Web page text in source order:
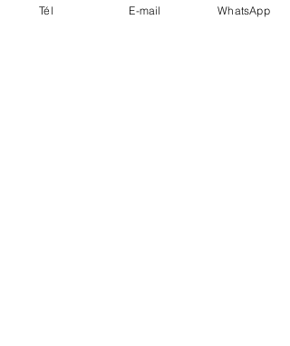
Tél E-mail WhatsApp